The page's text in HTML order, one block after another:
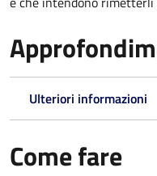
Ulteriori informazioni
Come fare